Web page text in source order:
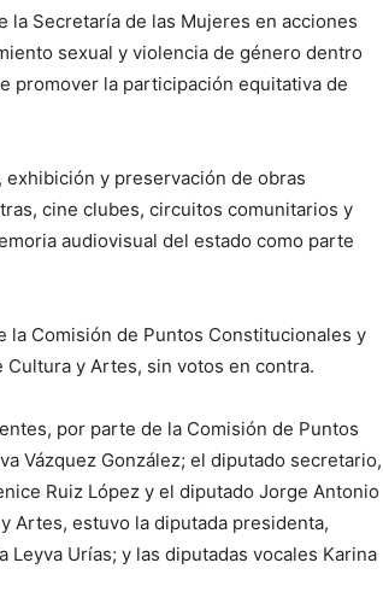
Secretaría de las Mujeres en acciones
sexual y violencia de género dentro
promover la participación equitativa de
y preservación de obras
cine clubes, circuitos comunitarios y
audiovisual del estado como parte
la Comisión de Puntos Constitucionales y
y Artes, sin votos en contra.
por parte de la Comisión de Puntos
Vázquez González; el diputado secretario,
Ruiz López y el diputado Jorge Antonio
Artes, estuvo la diputada presidenta,
Leyva Urías; y las diputadas vocales Karina